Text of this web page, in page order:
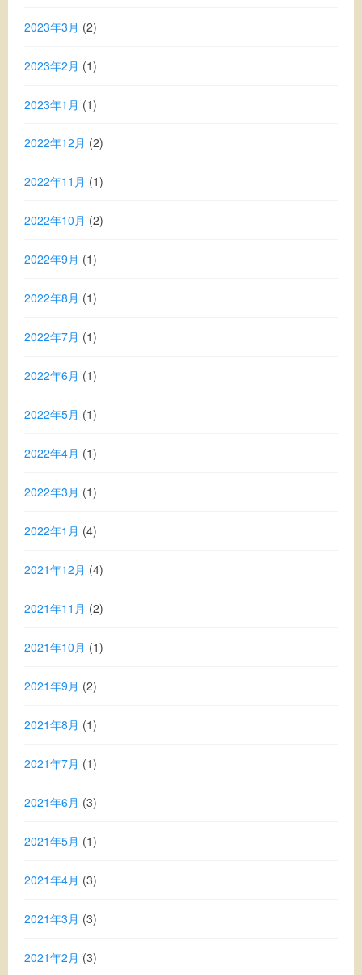
2023年3月 (2)
2023年2月 (1)
2023年1月 (1)
2022年12月 (2)
2022年11月 (1)
2022年10月 (2)
2022年9月 (1)
2022年8月 (1)
2022年7月 (1)
2022年6月 (1)
2022年5月 (1)
2022年4月 (1)
2022年3月 (1)
2022年1月 (4)
2021年12月 (4)
2021年11月 (2)
2021年10月 (1)
2021年9月 (2)
2021年8月 (1)
2021年7月 (1)
2021年6月 (3)
2021年5月 (1)
2021年4月 (3)
2021年3月 (3)
2021年2月 (3)